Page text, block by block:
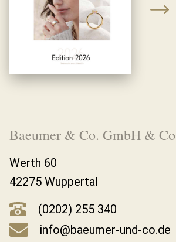
Baeumer & Co. GmbH &
Werth 60
42275 Wuppertal
(0202) 255 340
info@baeumer-und-co.de